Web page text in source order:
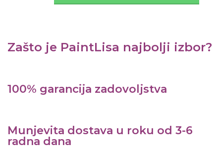
Zašto je PaintLisa najbolji izbor?
100% garancija zadovoljstva
Munjevita dostava u roku od 3-6
radna dana